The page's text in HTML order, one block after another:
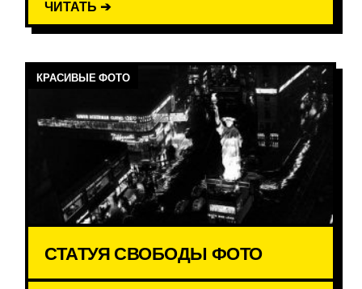
ЧИТАТЬ ➔
КРАСИВЫЕ ФОТО
СТАТУЯ СВОБОДЫ ФОТО